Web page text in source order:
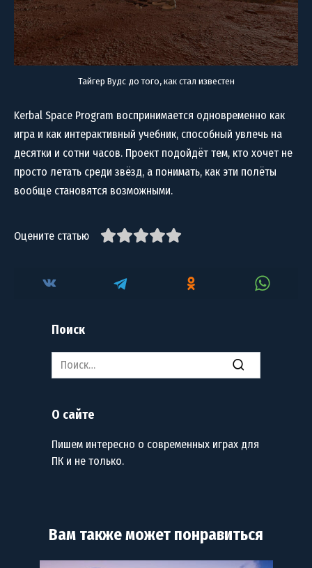
Тайгер Вудс до того, как стал известен
Kerbal Space Program воспринимается одновременно как
игра и как интерактивный учебник, способный увлечь на
десятки и сотни часов. Проект подойдёт тем, кто хочет не
просто летать среди звёзд, а понимать, как эти полёты
вообще становятся возможными.
Оцените статью
Поиск
Search
for:
О сайте
Пишем интересно о современных играх для
ПК и не только.
Вам также может понравиться